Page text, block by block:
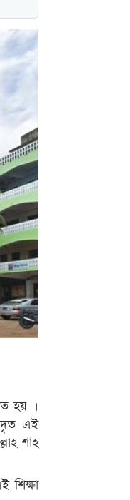
হয় ।
এই
শাহ
শিক্ষা